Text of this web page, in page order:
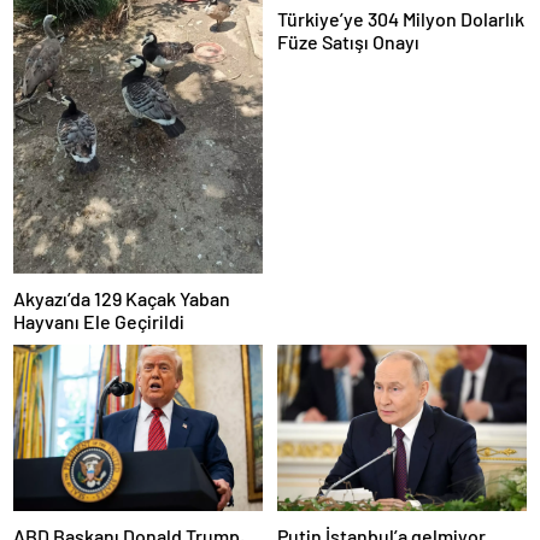
Akyazı’da 129 Kaçak Yaban
Hayvanı Ele Geçirildi
Türkiye’ye 304 Milyon Dolarlık
Füze Satışı Onayı